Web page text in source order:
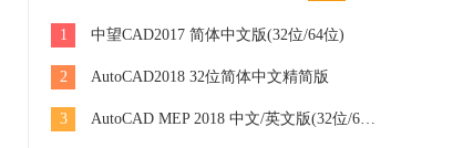
1 中望CAD2017 简体中文版(32位/64位)
2 AutoCAD2018 32位简体中文精简版
3 AutoCAD MEP 2018 中文/英文版(32位/64位)